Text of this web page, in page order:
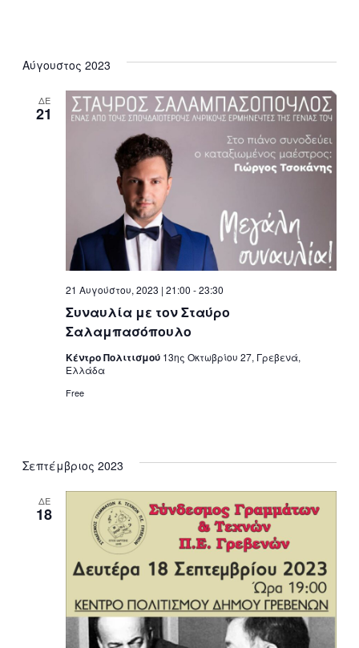
Αύγουστος 2023
ΔΕ
21
Συναυλία με τον Σταύρο
Σαλαμπασόπουλο
21 Αυγούστου, 2023 | 21:00 -23:30
Κέντρο Πολιτισμού 13ης Οκτωβρίου 27, Γρεβενά,
Ελλάδα
Free
Σεπτέμβριος 2023
ΔΕ
18